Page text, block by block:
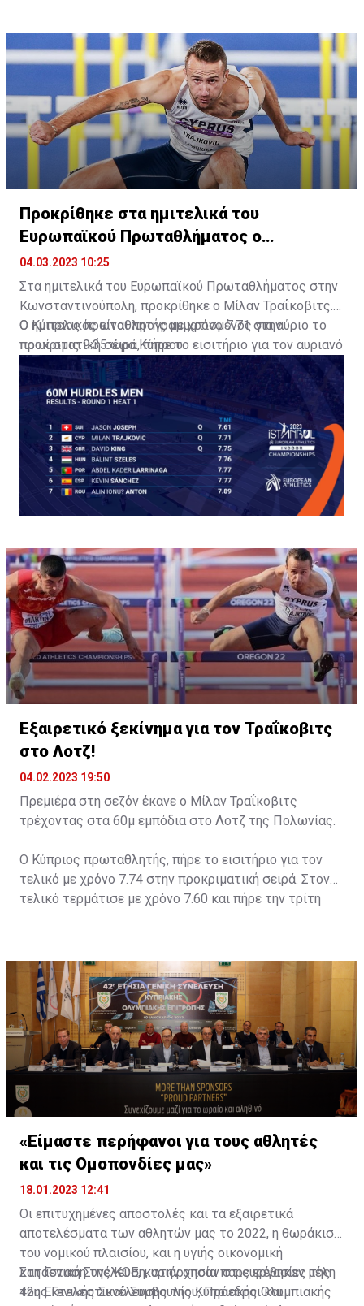
Προκρίθηκε στα ημιτελικά του
Ευρωπαϊκού Πρωταθλήματος ο
Τραΐκοβιτς!
04.03.2023 10:25
Στα ημιτελικά του Ευρωπαϊκού Πρωταθλήματος στην
Κωνσταντινούπολη, προκρίθηκε ο Μίλαν Τραΐκοβιτς.
Ο Κύπριος πρωταθλητής με χρόνο 7.71 στην
προκριματική σειρά, πήρε το εισιτήριο για τον αυριανό
ημιτελικό.
Ο ημιτελικός είναι προγραμματισμένος για αύριο το
πρωί στις 9:35 ώρα Κύπρου.
Εξαιρετικό ξεκίνημα για τον Τραΐκοβιτς
στο Λοτζ!
04.02.2023 19:50
Πρεμιέρα στη σεζόν έκανε ο Μίλαν Τραΐκοβιτς
τρέχοντας στα 60μ εμπόδια στο Λοτζ της Πολωνίας.
Ο Κύπριος πρωταθλητής, πήρε το εισιτήριο για τον
τελικό με χρόνο 7.74 στην προκριματική σειρά. Στον
τελικό τερμάτισε με χρόνο 7.60 και πήρε την τρίτη
«Είμαστε περήφανοι για τους αθλητές
και τις Ομοπονδίες μας»
18.01.2023 12:41
Οι επιτυχημένες αποστολές και τα εξαιρετικά
αποτελέσματα των αθλητών μας το 2022, η θωράκιση
του νομικού πλαισίου, και η υγιής οικονομική
κατάσταση της ΚΟΕ, κυριάρχησαν στις εργασίες της
42ης Γενικής Συνέλευσης της Κυπριακής Ολυμπιακής
Στη Γενική Συνέλευση, στην οποία παρευρέθηκαν μέλη
του Εκτελεστικού Συμβουλίου, Πρόεδροι και